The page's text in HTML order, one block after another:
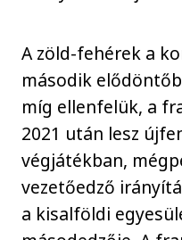
A zöld-fehérek a
második
míg ellenfelük, a
2021 után lesz
végjátékban,
vezetőedző
a kisalföldi